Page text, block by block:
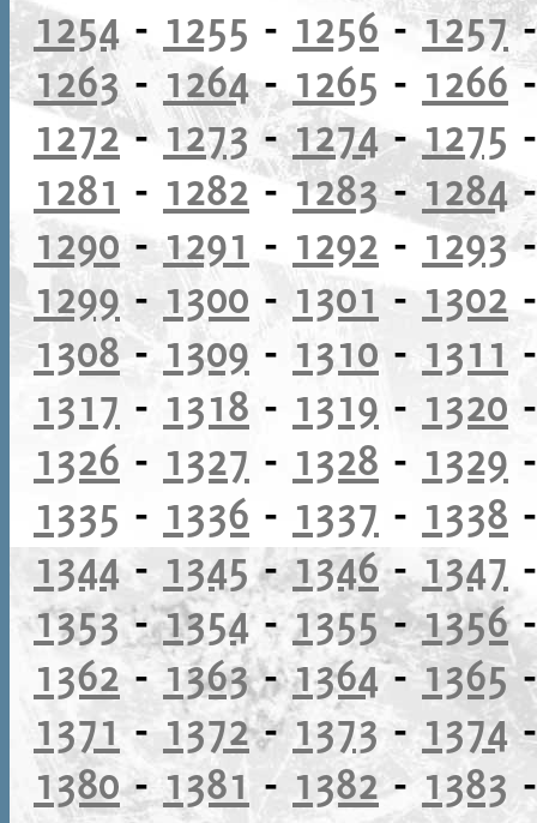
1254 - 1255 - 1256 -1257
1263- 1264- 1265 - 1266
1272- 1273-1274-1275
1281 - 1282-1283-1284
1290- 1291 - 1292 - 1293
1299- 1300 - 1301 - 1302
1308- 1309 - 1310 - 1311
1317 - 1318 - 1319 - 1320
1326 - 1327 - 1328 - 1329
1335 - 1336 - 1337 - 1338
1344 - 1345 -1346-1347
1353-1354-1355-1356
1362 - 1363-1364-1365
1371 - 1372-1373- 1374
1380- 1381 - 1382 - 1383